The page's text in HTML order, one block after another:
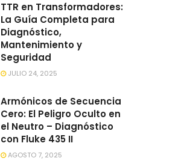
TTR en Transformadores:
La Guía Completa para
Diagnóstico,
Mantenimiento y
Seguridad
JULIO 24, 2025
Armónicos de Secuencia
Cero: El Peligro Oculto en
el Neutro – Diagnóstico
con Fluke 435 II
AGOSTO 7, 2025